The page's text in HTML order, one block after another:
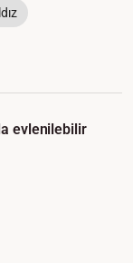
evlenilebilir